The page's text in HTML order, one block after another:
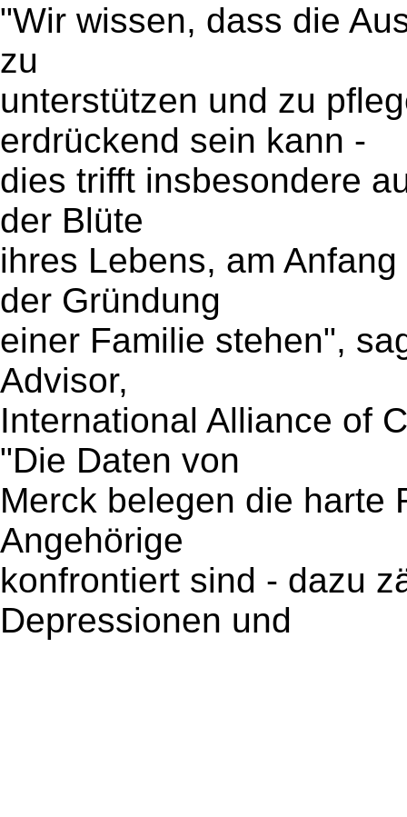
"Wir wissen, dass die
zu
unterstützen und zu
erdrückend sein kann -
dies trifft insbesondere
der Blüte
ihres Lebens, am
der Gründung
einer Familie stehen",
Advisor,
International Alliance of
"Die Daten von
Merck belegen die harte
Angehörige
konfrontiert sind - dazu
Depressionen und